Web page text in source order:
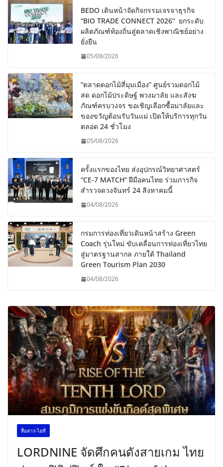
BEDO เดินหน้าจัดกิจกรรมเจรจาธุรกิจ
“BIO TRADE CONNECT 2026” ยกระดับ
ผลิตภัณฑ์ท้องถิ่นสู่ตลาดเชิงพาณิชย์อย่าง
ยั่งยืน
05/08/2026
“ตลาดดอกไม้สี่มุมเมือง” ศูนย์รวมดอกไม้
สด ดอกไม้ประดิษฐ์ พวงมาลัย และสังฆ
ภัณฑ์ครบวงจร ขอเชิญเลือกซื้อมาลัยและ
ของขวัญต้อนรับวันแม่ เปิดให้บริการทุกวัน
ตลอด 24 ชั่วโมง
05/08/2026
ครั้งแรกของไทย ส่งอุปกรณ์วิทยาศาสตร์
“CE-7 MATCH” ฝีมือคนไทย ร่วมภารกิจ
สำรวจดวงจันทร์ 24 สิงหาคมนี้
04/08/2026
กรมการท่องเที่ยวเดินหน้าสร้าง Green
Coach รุ่นใหม่ ขับเคลื่อนการท่องเที่ยวไทย
สู่มาตรฐานสากล ภายใต้ Thailand
Green Tourism Plan 2030
04/08/2026
สื่อสาร-ไอที
LORDNINE จัดศึกคนดังสายเกม ไทย